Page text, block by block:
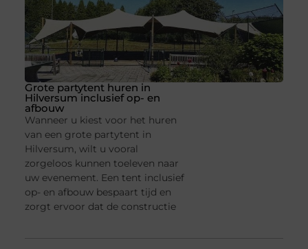
Grote partytent huren in
Hilversum inclusief op- en
afbouw
Wanneer u kiest voor het huren
van een grote partytent in
Hilversum, wilt u vooral
zorgeloos kunnen toeleven naar
uw evenement. Een tent inclusief
op- en afbouw bespaart tijd en
zorgt ervoor dat de constructie